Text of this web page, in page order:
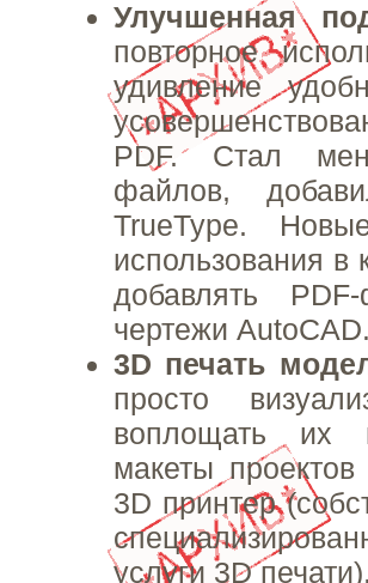
Улучшенная
повторное
удивление
PDF. Стал
файлов,
TrueType.
использования в
добавлять
чертежи AutoCAD.
3D печать
просто
воплощать их
макеты
3D принтер
услуги 3D печати).